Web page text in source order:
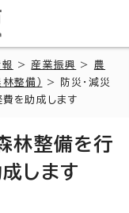
> 産業振興 > 農
整備）
> 防災・減災
を助成します
林整備を行
します